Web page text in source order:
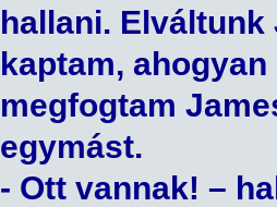
hallani. Elváltunk
kaptam,
megfogtam
egymást.
- Ott vannak! –